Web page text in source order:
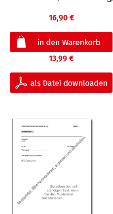
16,90 €
13,99 €